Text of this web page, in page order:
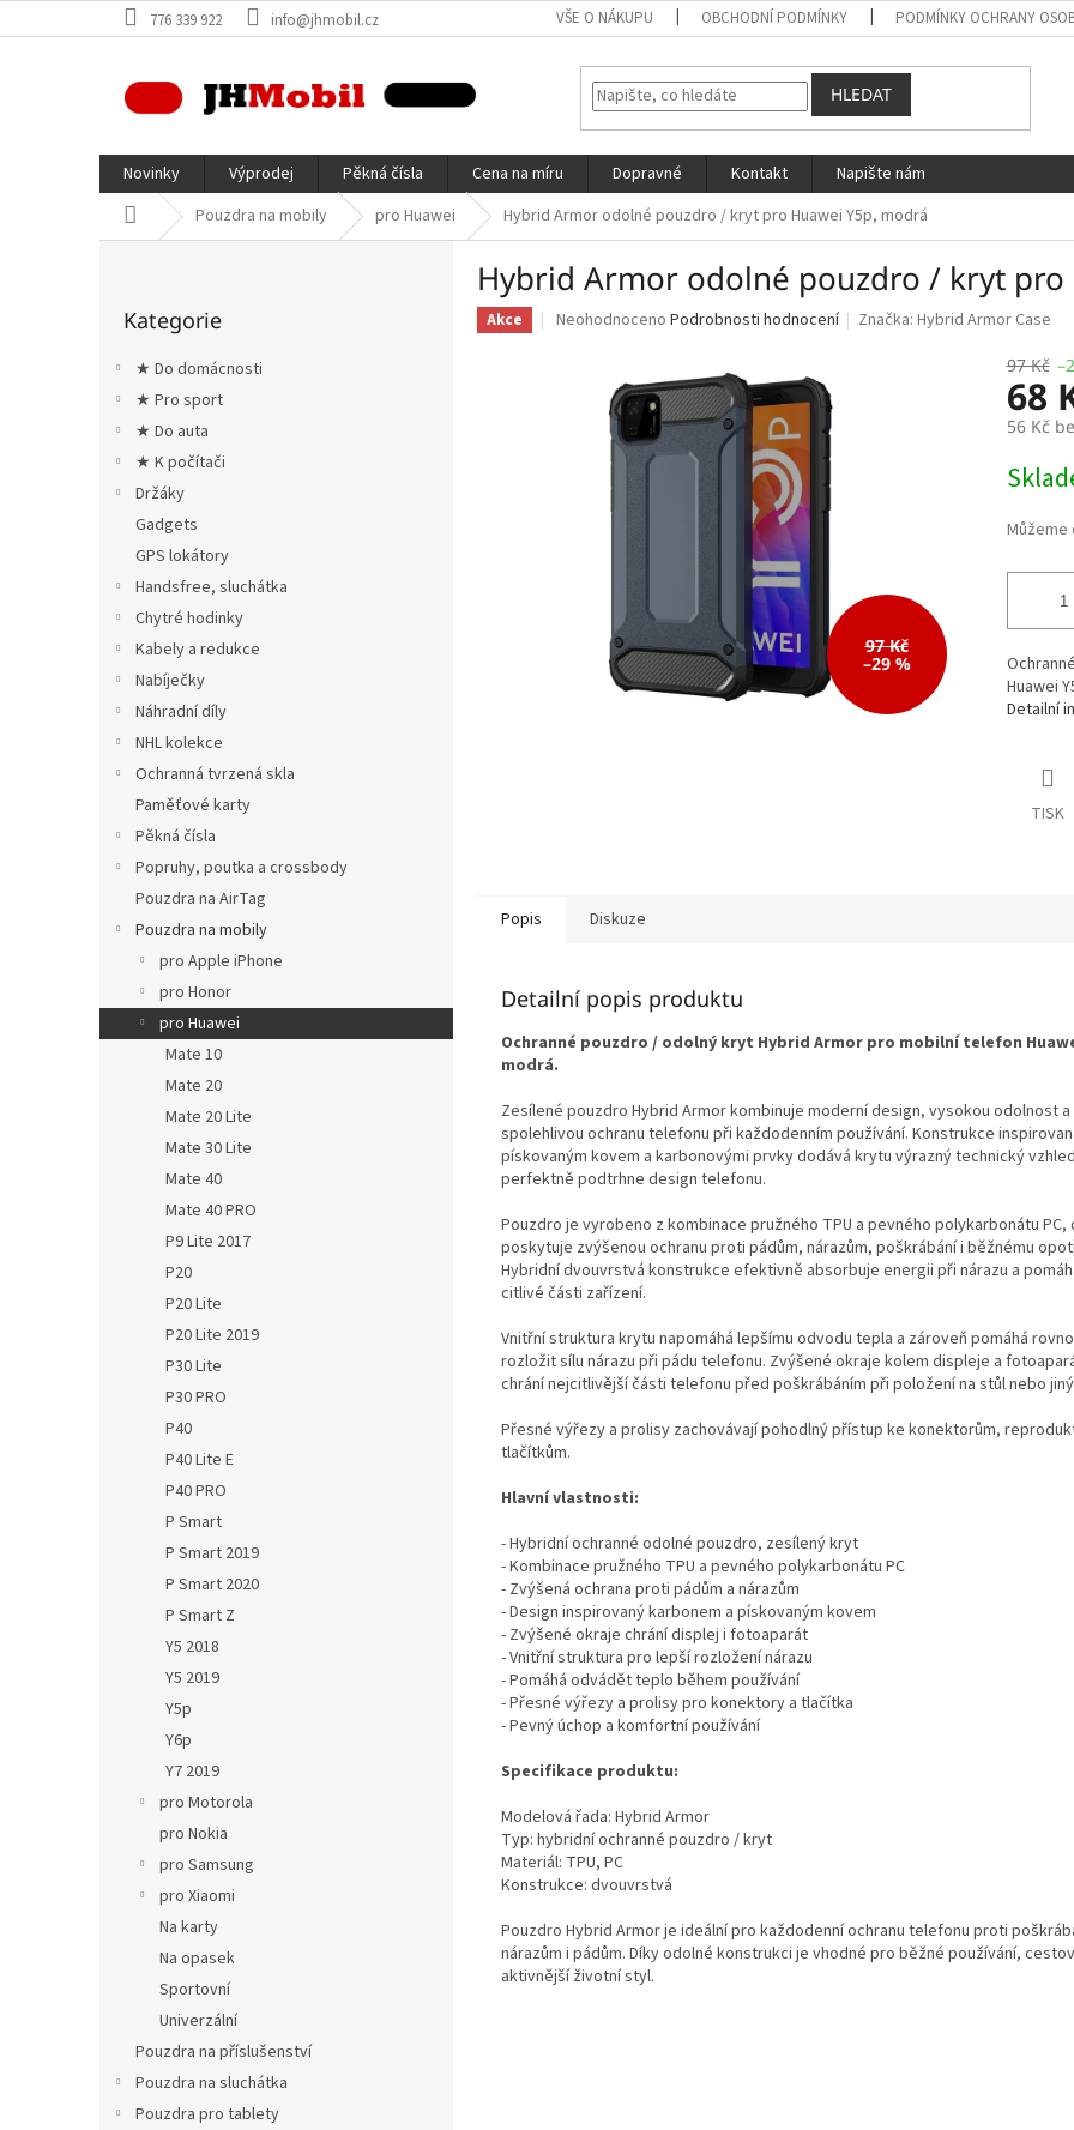
na
776 339 922 info@jhmobil.cz VŠE O NÁKUPU OBCHODNÍ PODMÍNKY PODMÍNKY OCHRANY
HLEDAT
Novinky Výprodej Pěkná čísla Cena na míru Dopravné Kontakt
Napište nám
Domů Pouzdra na mobily pro Huawei Hybrid Armor odolné pouzdro / kryt pro Huawei Y5p, modrá
kategorie
Kategorie
★ Do domácnosti
★ Pro sport
★ Do auta
★ K počítači
Držáky
Gadgets
GPS lokátory
Handsfree, sluchátka
Chytré hodinky
Kabely a redukce
Nabíječky
Náhradní díly
NHL kolekce
Ochranná tvrzená skla
Paměťové karty
Pěkná čísla
Popruhy, poutka a crossbody
Pouzdra na AirTag
Pouzdra na mobily
pro Apple iPhone
pro Honor
pro Huawei
Mate 10
Mate 20
Mate 20 Lite
Mate 30 Lite
Mate 40
Mate 40 PRO
P9 Lite 2017
P20
P20 Lite
P20 Lite 2019
P30 Lite
P30 PRO
P40
P40 Lite E
P40 PRO
P Smart
P Smart 2019
P Smart 2020
P Smart Z
Y5 2018
Y5 2019
Y5p
Y6p
Y7 2019
pro Motorola
pro Nokia
pro Samsung
pro Xiaomi
Na karty
Na opasek
Sportovní
Univerzální
Pouzdra na příslušenství
Pouzdra na sluchátka
Pouzdra pro tablety
Hybrid Armor odolné pouzdro / kryt pro
Akce
Průměrné
hvězdiček.
Neohodnoceno Podrobnosti hodnocení Značka:Hybrid Armor Case
97 Kč
–29 %
97 Kč
68
56 Kč
cena:
Huawei
Detailní
TISK
Popis Diskuze
Detailní popis produktu
Ochranné pouzdro / odolný kryt Hybrid Armor pro mobilní telefon
modrá.
Zesílené pouzdro Hybrid Armor kombinuje moderní design, vysokou odolnost a
spolehlivou ochranu telefonu při každodenním používání. Konstrukce
pískovaným kovem a karbonovými prvky dodává krytu výrazný technický
perfektně podtrhne design telefonu.
Pouzdro je vyrobeno z kombinace pružného TPU a pevného polykarbonátu PC,
poskytuje zvýšenou ochranu proti pádům, nárazům, poškrábání i běžnému
Hybridní dvouvrstvá konstrukce efektivně absorbuje energii při nárazu a
citlivé části zařízení.
Vnitřní struktura krytu napomáhá lepšímu odvodu tepla a zároveň pomáhá
rozložit sílu nárazu při pádu telefonu. Zvýšené okraje kolem displeje a
chrání nejcitlivější části telefonu před poškrábáním při položení na stůl nebo
Přesné výřezy a prolisy zachovávají pohodlný přístup ke konektorům,
tlačítkům.
Hlavní vlastnosti:
- Hybridní ochranné odolné pouzdro, zesílený kryt
- Kombinace pružného TPU a pevného polykarbonátu PC
- Zvýšená ochrana proti pádům a nárazům
- Design inspirovaný karbonem a pískovaným kovem
- Zvýšené okraje chrání displej i fotoaparát
- Vnitřní struktura pro lepší rozložení nárazu
- Pomáhá odvádět teplo během používání
- Přesné výřezy a prolisy pro konektory a tlačítka
- Pevný úchop a komfortní používání
Specifikace produktu:
Modelová řada: Hybrid Armor
Typ: hybridní ochranné pouzdro / kryt
Materiál: TPU, PC
Konstrukce: dvouvrstvá
Pouzdro Hybrid Armor je ideální pro každodenní ochranu telefonu proti
nárazům i pádům. Díky odolné konstrukci je vhodné pro běžné používání,
aktivnější životní styl.